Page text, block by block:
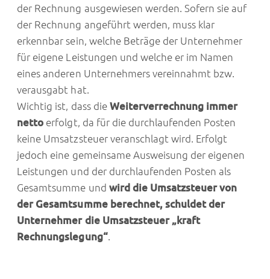
der Rechnung ausgewiesen werden. Sofern sie auf
der Rechnung angeführt werden, muss klar
erkennbar sein, welche Beträge der Unternehmer
für eigene Leistungen und welche er im Namen
eines anderen Unternehmers vereinnahmt bzw.
verausgabt hat.
Wichtig ist, dass die Weiterverrechnung immer
netto erfolgt, da für die durchlaufenden Posten
keine Umsatzsteuer veranschlagt wird. Erfolgt
jedoch eine gemeinsame Ausweisung der eigenen
Leistungen und der durchlaufenden Posten als
Gesamtsumme und wird die Umsatzsteuer von
der Gesamtsumme berechnet, schuldet der
Unternehmer die Umsatzsteuer „kraft
Rechnungslegung“.